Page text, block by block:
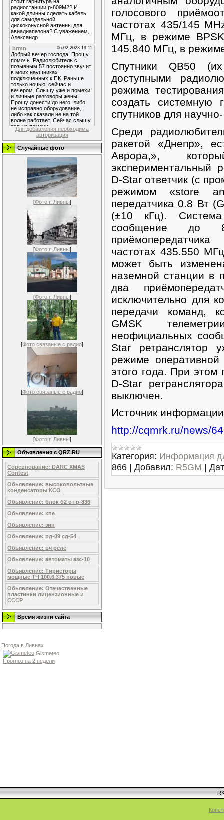
Для добавления необходима
авторизация
Случайные фото
[Фото г. Ливны]
[Фото г. Ливны]
[Фото г. Ливны]
[Фото связаные с радио]
[Фото связаные с радио]
[Фото г. Ливны]
Объявления c QRZ.RU
Соревнование: DARC XMAS
Contest
Обьявление: высоковольтные
конденсаторы КСО
Обьявление: блок б2 от р-836
Обьявление: кпе
Обьявление: зип
Обьявление: рд-09 сд-54
Обьявление: вч реле
Обьявление: автоматы азс-10
Обьявление: Тиристоры
мощные ТЧ 100.6.375 новые
Обьявление: Отечественные
пластинки лицензионные и
СССР
Время жизни сайта
Погода в Ливнах
Gismeteo
Прогноз на 2 недели
голосового
частотах 435/145
МГц, в режиме
145.840 МГц, в
Спутники QB50
доступными
режима
создать системную
спутников для
Среди
ракетой «Днепр»,
Аврора,»,
экспериментальный
D-Star ответчик (с
режимом «store
передатчика 0.8 Вт
(±10 кГц).
сообщение до
частотах 435.550
может быть
наземной станции в
два
исключительно для
передачи команд,
GMSK
неофициальных
Star ретранслятор
режиме
этого года. При этом
D-Star
выключен.
Источник
http://cqmrk.ru/news/
Категория: Информация
866 | Добавил: R5GM |